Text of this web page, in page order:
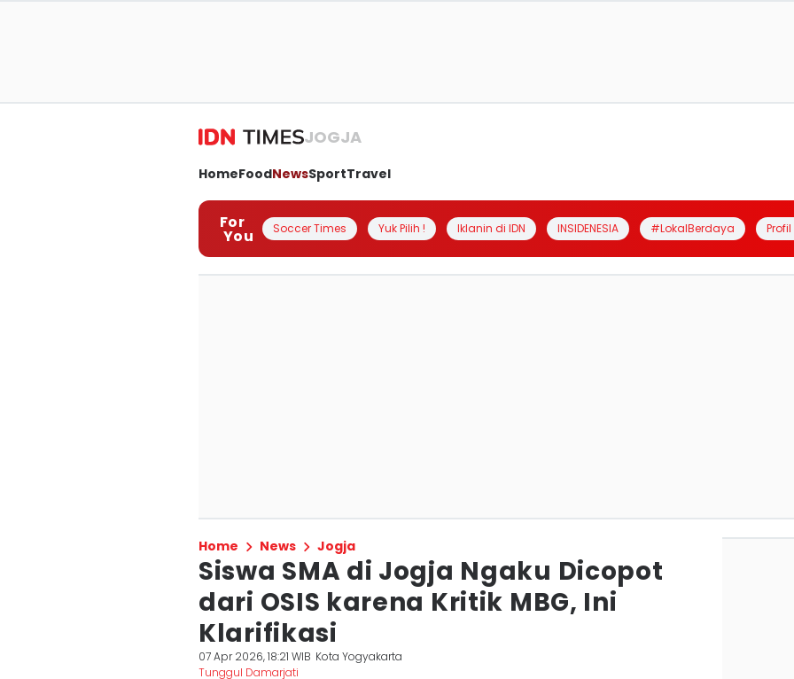
JOGJA
HomeFoodNewsSportTravel
For
You Soccer Times Yuk Pilih ! Iklanin di IDN INSIDENESIA #LokalBerdaya
Home News Jogja
Siswa SMA di Jogja Ngaku Dicopot
dari OSIS karena Kritik MBG, Ini
Klarifikasi
07 Apr 2026, 18:21 WIB Kota Yogyakarta
Tunggul Damarjati